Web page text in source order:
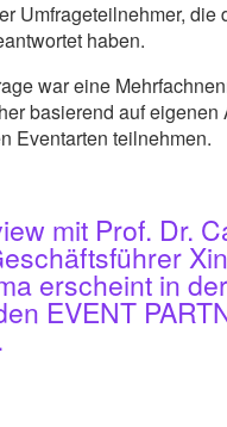
Umfrageteilnehmer, die
haben.
war eine
basierend auf eigenen
Eventarten teilnehmen.
mit Prof. Dr.
erscheint in der
EVENT